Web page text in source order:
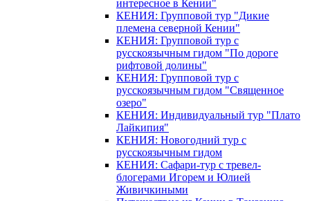
интересное в Кении"
КЕНИЯ: Групповой тур "Дикие
племена северной Кении"
КЕНИЯ: Групповой тур с
русскоязычным гидом "По дороге
рифтовой долины"
КЕНИЯ: Групповой тур с
русскоязычным гидом "Священное
озеро"
КЕНИЯ: Индивидуальный тур "Плато
Лайкипия"
КЕНИЯ: Новогодний тур с
русскоязычным гидом
КЕНИЯ: Сафари-тур с тревел-
блогерами Игорем и Юлией
Живичкиными